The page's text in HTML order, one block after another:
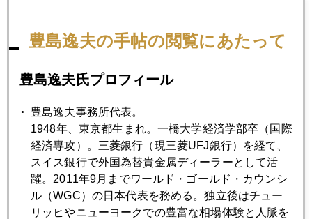
金売り第三波？
2026年03月26日
中東情勢、マーケットは慎重な楽観論
2026年03月25日
トランプに振られる日々
豊島逸夫の手帖の閲覧にあたって
豊島逸夫氏プロフィール
豊島逸夫事務所代表。
1948年、東京都生まれ。一橋大学経済学部卒（国際
経済専攻）。三菱銀行（現三菱UFJ銀行）を経て、
スイス銀行で外国為替貴金属ディーラーとして活
躍。2011年9月までワールド・ゴールド・カウンシ
ル（WGC）の日本代表を務める。独立後はチュー
リッヒやニューヨークでの豊富な相場体験と人脈を